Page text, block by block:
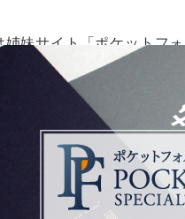
姉妹サイト「ポケットフ